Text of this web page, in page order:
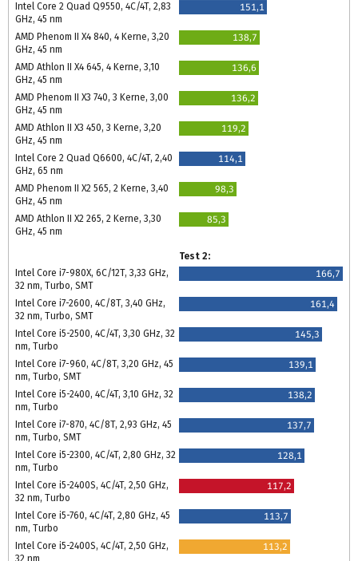
Intel Core 2 Quad Q9550, 4C/4T, 2,83
GHz, 45 nm
151,1
AMD Phenom II X4 840, 4 Kerne, 3,20
GHz, 45 nm
138,7
AMD Athlon II X4 645, 4 Kerne, 3,10
GHz, 45 nm
136,6
AMD Phenom II X3 740, 3 Kerne, 3,00
GHz, 45 nm
136,2
AMD Athlon II X3 450, 3 Kerne, 3,20
GHz, 45 nm
119,2
Intel Core 2 Quad Q6600, 4C/4T, 2,40
GHz, 65 nm
114,1
AMD Phenom II X2 565, 2 Kerne, 3,40
GHz, 45 nm
98,3
AMD Athlon II X2 265, 2 Kerne, 3,30
GHz, 45 nm
85,3
Test 2:
Intel Core i7-980X, 6C/12T, 3,33 GHz,
32 nm, Turbo, SMT
166,7
Intel Core i7-2600, 4C/8T, 3,40 GHz,
32 nm, Turbo, SMT
161,4
Intel Core i5-2500, 4C/4T, 3,30 GHz, 32
nm, Turbo
145,3
Intel Core i7-960, 4C/8T, 3,20 GHz, 45
nm, Turbo, SMT
139,1
Intel Core i5-2400, 4C/4T, 3,10 GHz, 32
nm, Turbo
138,2
Intel Core i7-870, 4C/8T, 2,93 GHz, 45
nm, Turbo, SMT
137,7
Intel Core i5-2300, 4C/4T, 2,80 GHz, 32
nm, Turbo
128,1
Intel Core i5-2400S, 4C/4T, 2,50 GHz,
32 nm, Turbo
117,2
Intel Core i5-760, 4C/4T, 2,80 GHz, 45
nm, Turbo
113,7
Intel Core i5-2400S, 4C/4T, 2,50 GHz,
32 nm
113,2